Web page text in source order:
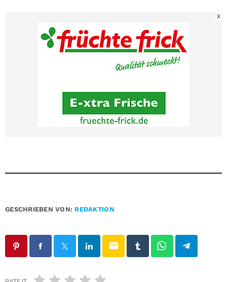
X
GESCHRIEBEN VON: REDAKTION
email